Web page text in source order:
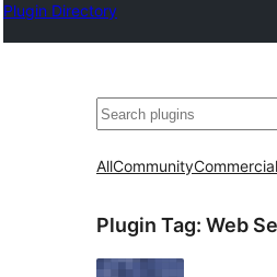
Plugin Directory
ရှာ
AllCommunityCommercial
Plugin Tag: Web